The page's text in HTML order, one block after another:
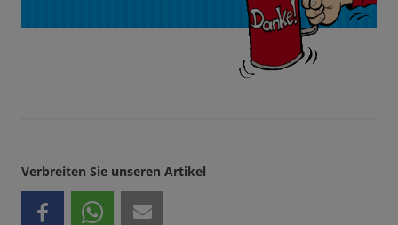
Verbreiten Sie unseren Artikel